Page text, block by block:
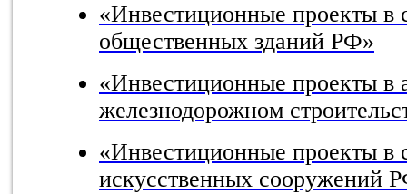
«Инвестиционные проекты в
общественных зданий РФ»
«Инвестиционные проекты в
железнодорожном
«Инвестиционные проекты в
искусственных сооружений